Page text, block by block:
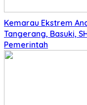
Kemarau Ekstrem
Tangerang, Basuki,
Pemerintah